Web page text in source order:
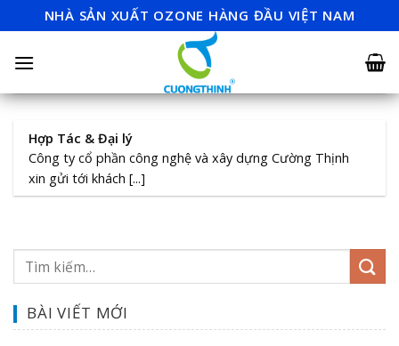
to
content
NHÀ SẢN XUẤT OZONE HÀNG ĐẦU VIỆT NAM
Hợp Tác & Đại lý
Công ty cổ phần công nghệ và xây dựng Cường Thịnh
xin gửi tới khách [...]
BÀI VIẾT MỚI